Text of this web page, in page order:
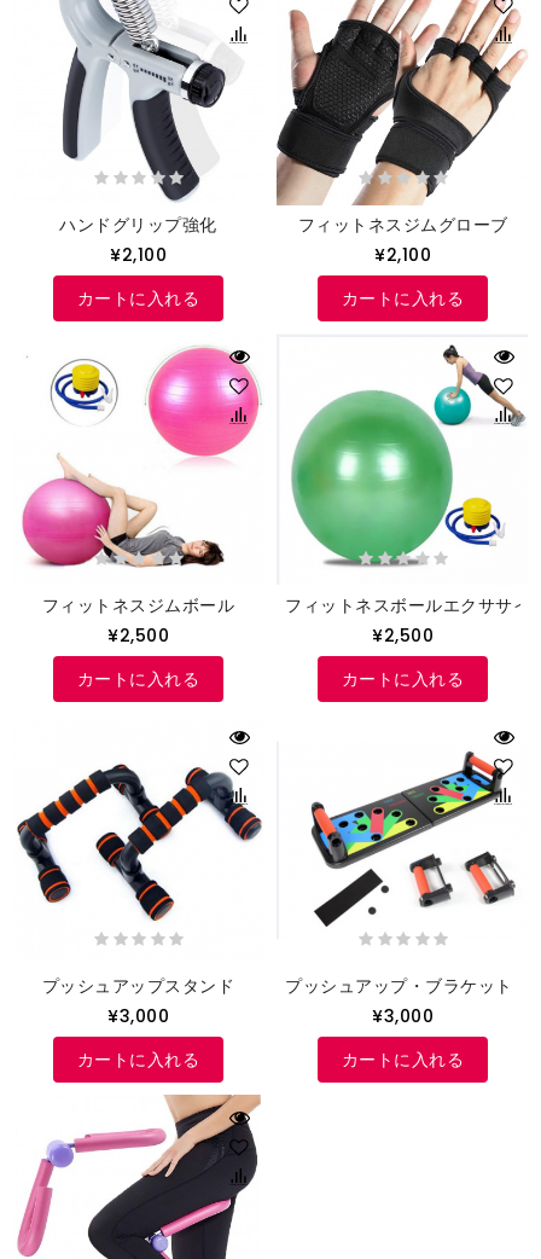
ハンドグリップ強化
¥2,100
カートに入れる
フィットネスジムグローブ
¥2,100
カートに入れる
フィットネスジムボール
¥2,500
カートに入れる
フィットネスボールエクササイ
¥2,500
カートに入れる
プッシュアップスタンド
¥3,000
カートに入れる
プッシュアップ・ブラケット・
¥3,000
カートに入れる